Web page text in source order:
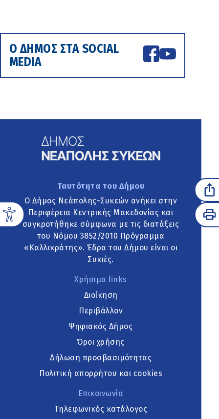
Ο ΔΗΜΟΣ ΣΤΑ SOCIAL
MEDIA
Ταυτότητα του Δήμου
Ο Δήμος Νεάπολης-Συκεών ανήκει στην
Περιφέρεια Κεντρικής Μακεδονίας και
συγκροτήθηκε σύμφωνα με τις διατάξεις
του Νόμου 3852/2010 Πρόγραμμα
«Καλλικράτης». Έδρα του Δήμου είναι οι
Συκιές.
Χρήσιμα links
Διοίκηση
Περιβάλλον
Ψηφιακός Δήμος
Όροι χρήσης
Δήλωση προσβασιμότητας
Πολιτική απορρήτου και cookies
Επικοινωνία
Τηλεφωνικός κατάλογος